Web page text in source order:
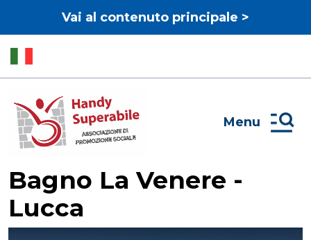
Vai al contenuto principale >
Menu
Bagno La Venere -
Lucca